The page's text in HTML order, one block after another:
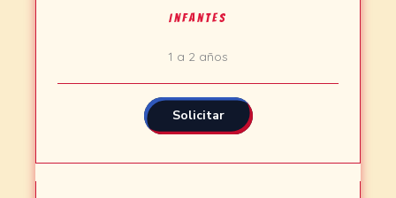
Infantes
1 a 2 años
Solicitar